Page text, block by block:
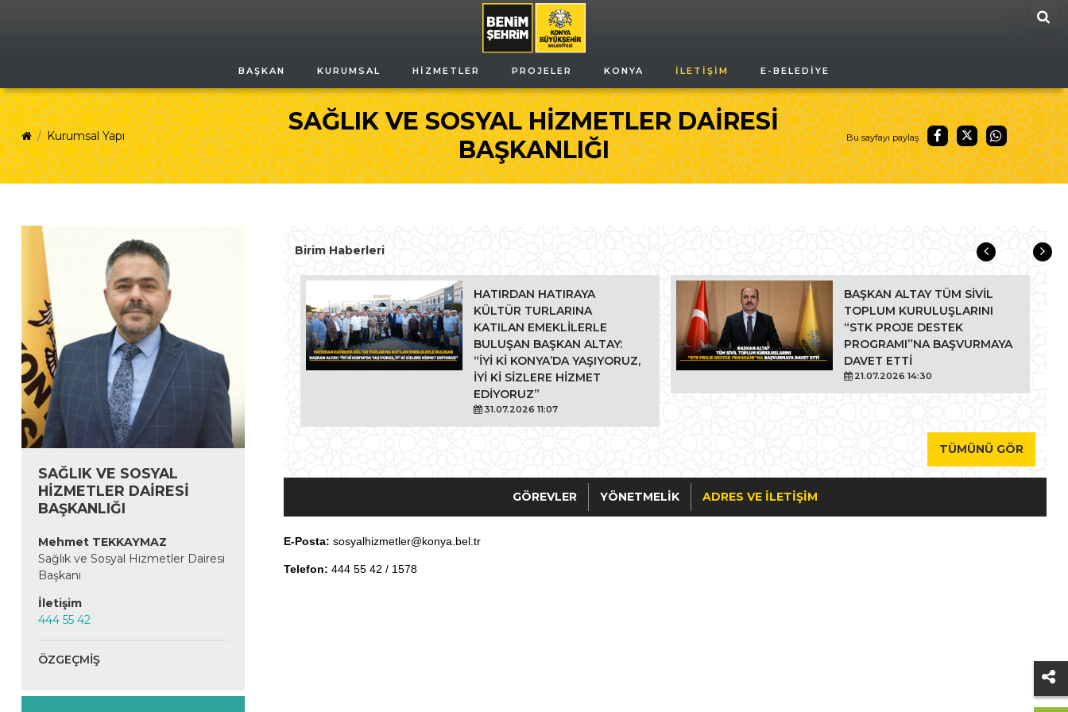
BAŞKAN KURUMSAL HIZMETLER PROJELER KONYA İLETIŞIM E-BELEDIYE
SAĞLIK VE SOSYAL HİZMETLER DAİRESİ
BAŞKANLIĞI
Kurumsal Yapı Bu sayfayı paylaş
SAĞLIK VE SOSYAL
HİZMETLER DAİRESİ
BAŞKANLIĞI
Mehmet TEKKAYMAZ
Sağlık ve Sosyal Hizmetler Dairesi
Başkanı
İletişim
444 55 42
ÖZGEÇMIŞ
Birim Haberleri
BAŞKAN ALTAY UMRE
ÖDÜLLÜ SİYER YARIŞMASINI
KAZANAN ÖĞRENCİLER VE
AİLELERİYLE BULUŞTU
03.08.2026 13:33
HATIRDAN HATIRAYA
KÜLTÜR TURLARINA
KATILAN EMEKLİLERLE
BULUŞAN BAŞKAN ALTAY:
“İYİ Kİ KONYA’DA YAŞIYORUZ,
İYİ Kİ SİZLERE HİZMET
EDİYORUZ”
31.07.2026 11:07
BAŞKAN ALTAY TÜM SİVİL
TOPLUM KURULUŞLARINI
“STK PROJE DESTEK
PROGRAMI”NA BAŞVURMAYA
DAVET ETTİ
21.07.2026 14:30
TÜMÜNÜ GÖR
GÖREVLER YÖNETMELIK ADRES VE İLETIŞIM
E-Posta: sosyalhizmetler@konya.bel.tr
Telefon: 444 55 42 / 1578